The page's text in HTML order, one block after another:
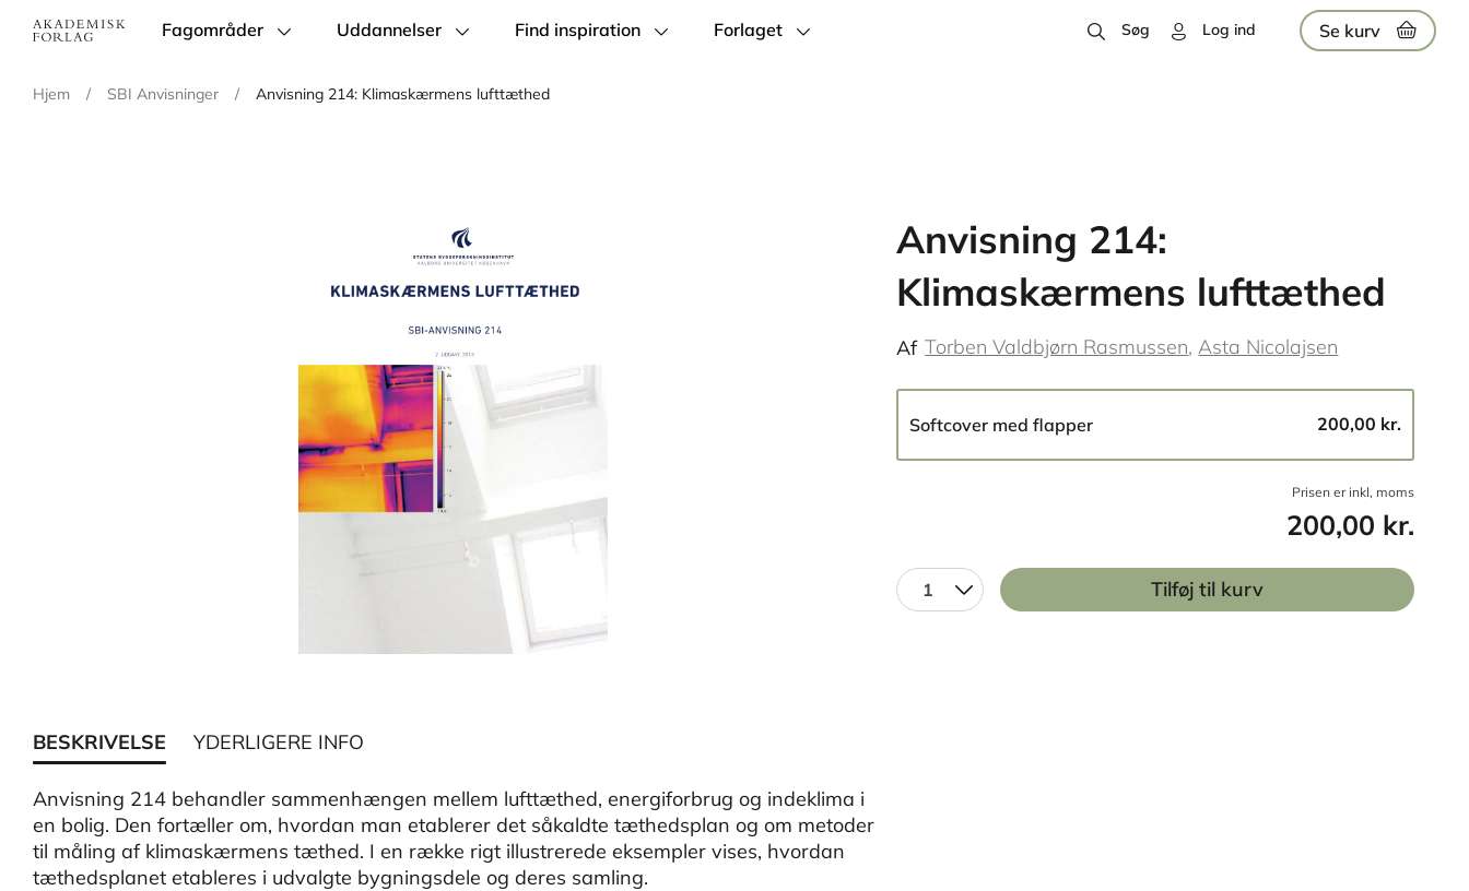
Main
Fagområder Uddannelser Find inspiration Forlaget Søg Log ind Se kurv
Hjem / SBI Anvisninger / Anvisning 214: Klimaskærmens lufttæthed
Anvisning 214:
Klimaskærmens lufttæthed
Af Torben Valdbjørn Rasmussen Asta Nicolajsen
Softcover med flapper 200,00 kr.
Prisen er inkl, moms
200,00 kr.
1 Tilføj til kurv
BESKRIVELSE YDERLIGERE INFO
Anvisning 214 behandler sammenhængen mellem lufttæthed, energiforbrug og indeklima i
en bolig. Den fortæller om, hvordan man etablerer det såkaldte tæthedsplan og om metoder
til måling af klimaskærmens tæthed. I en række rigt illustrerede eksempler vises, hvordan
tæthedsplanet etableres i udvalgte bygningsdele og deres samling.